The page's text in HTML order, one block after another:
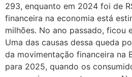
293, enquanto em 2024 foi de
financeira na economia está
milhões. No ano passado, ficou
Uma das causas dessa queda
da movimentação financeira na
para 2025, quando os